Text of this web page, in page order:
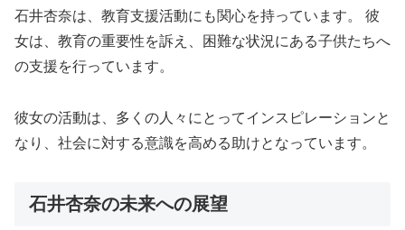
石井杏奈は、教育支援活動にも関心を持っています。 彼
女は、教育の重要性を訴え、困難な状況にある子供たちへ
の支援を行っています。
彼女の活動は、多くの人々にとってインスピレーションと
なり、社会に対する意識を高める助けとなっています。
石井杏奈の未来への展望